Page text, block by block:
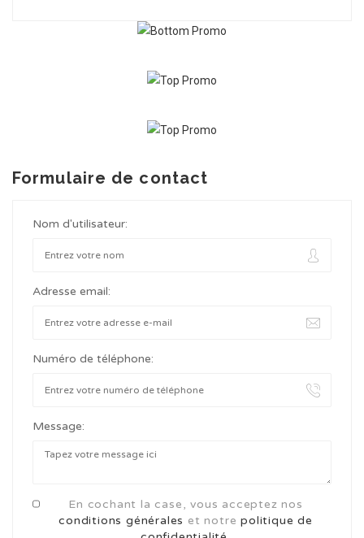
Formulaire de contact
Nom d'utilisateur:
Adresse email:
Numéro de téléphone:
Message:
En cochant la case, vous acceptez nos
conditions générales et notrepolitique de